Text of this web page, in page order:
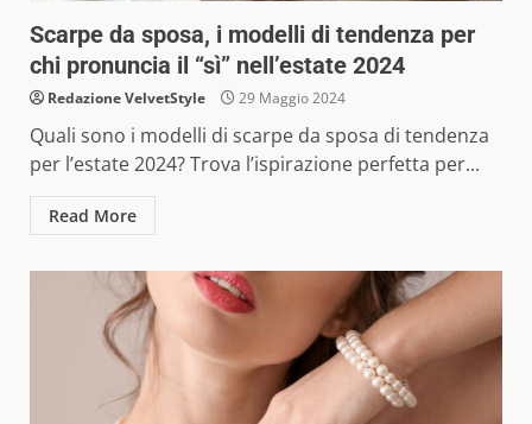
Scarpe da sposa, i modelli di tendenza per
chi pronuncia il “sì” nell’estate 2024
Redazione VelvetStyle 29 Maggio 2024
Quali sono i modelli di scarpe da sposa di tendenza
per l’estate 2024? Trova l’ispirazione perfetta per...
Read More